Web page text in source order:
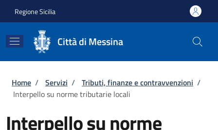
Regione Sicilia
Città di Messina
Briciole di pane
Home / Servizi / Tributi, finanze e contravvenzioni /
Interpello su norme tributarie locali
Interpello su norme